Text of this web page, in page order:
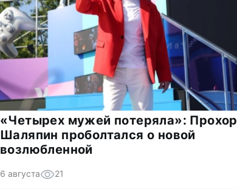
«Четырех мужей потеряла»: Прохор
Шаляпин проболтался о новой
возлюбленной
6 августа 21